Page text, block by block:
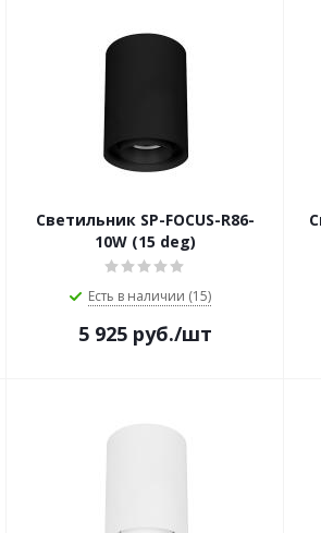
Светильник SP-FOCUS-R86-
10W (15 deg)
Есть в наличии (15)
5 925 руб./шт